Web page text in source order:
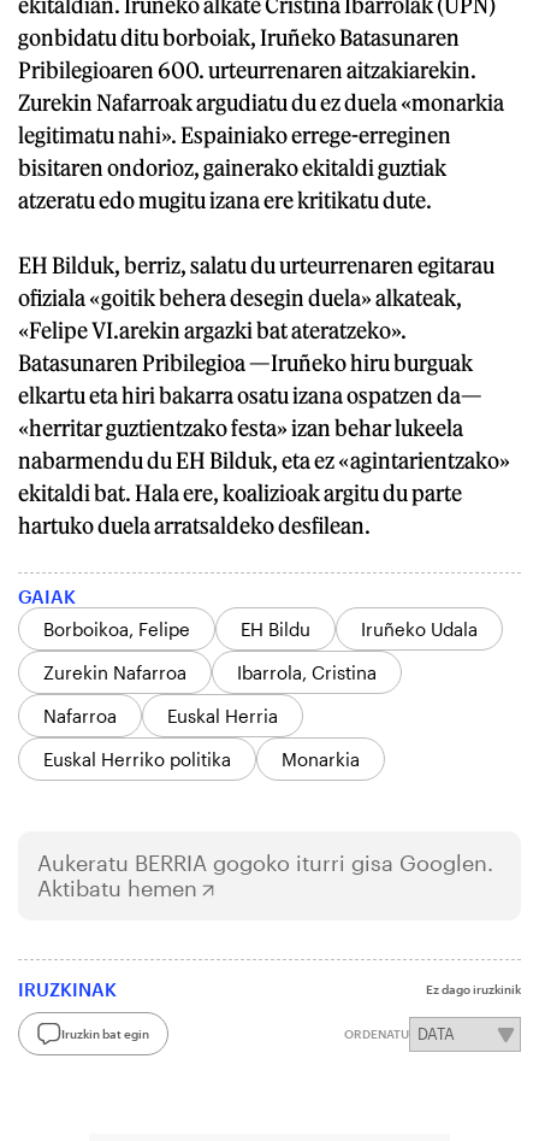
gonbidatu ditu borboiak, Iruñeko Batasunaren
Pribilegioaren 600. urteurrenaren aitzakiarekin.
Zurekin Nafarroak argudiatu du ez duela «monarkia
legitimatu nahi». Espainiako errege-erreginen
bisitaren ondorioz, gainerako ekitaldi guztiak
atzeratu edo mugitu izana ere kritikatu dute.
EH Bilduk, berriz, salatu du urteurrenaren egitarau
ofiziala «goitik behera desegin duela» alkateak,
«Felipe VI.arekin argazki bat ateratzeko».
Batasunaren Pribilegioa —Iruñeko hiru burguak
elkartu eta hiri bakarra osatu izana ospatzen da—
«herritar guztientzako festa» izan behar lukeela
nabarmendu du EH Bilduk, eta ez «agintarientzako»
ekitaldi bat. Hala ere, koalizioak argitu du parte
hartuko duela arratsaldeko desfilean.
GAIAK
Borboikoa, Felipe
EH Bildu
Iruñeko Udala
Zurekin Nafarroa
Ibarrola, Cristina
Nafarroa
Euskal Herria
Euskal Herriko politika
Monarkia
Aukeratu BERRIA gogoko iturri gisa Googlen.
Aktibatu hemen
IRUZKINAK Ez dago iruzkinik
Iruzkin bat egin ORDENATU